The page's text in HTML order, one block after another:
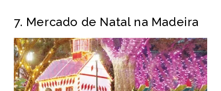
7. Mercado de Natal na Madeira